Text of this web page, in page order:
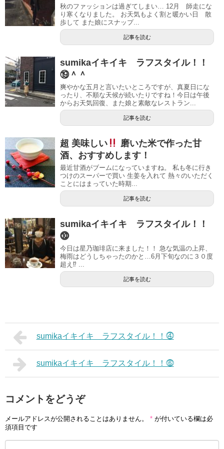
秋のファッションは過ぎてしまい… 12月 師走にな
り寒くなりました。 お天気もよく割と暖かい日 散
歩して また娘にスナップ...
記事を読む
sumikaイキイキ ラフスタイル！！
⑲＾＾
爽やかな五月と言いたいところですが、真夏日にな
ったり、不順な天候が続いたりですね！今日は午後
からお天気回復、また娘と素敵なレストラン...
記事を読む
超 美味しい
磨いた米で作った甘
酒、おすすめします！
最近甘酒がブームになっていますね。 私も冬に行き
つけのスーパーで買い 生姜を入れて 熱々のいただく
ことにはまっていた時期...
記事を読む
sumikaイキイキ ラフスタイル！！
⓾
今日は星乃珈琲店に来ました！！ 急な気温の上昇、
梅雨はどうしちゃったのかと…6月下旬なのに３０度
超え⁉︎ ...
記事を読む
sumikaイキイキ ラフスタイル！！⓸
sumikaイキイキ ラフスタイル！！⓺
コメントをどうぞ
メールアドレスが公開されることはありません。 * が付いている欄は必
須項目です